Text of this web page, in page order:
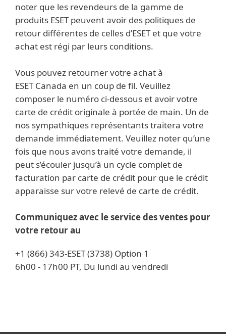
noter que les revendeurs de la gamme de
produits ESET peuvent avoir des politiques de
retour différentes de celles d’ESET et que votre
achat est régi par leurs conditions.
Vous pouvez retourner votre achat à
ESET Canada en un coup de fil. Veuillez
composer le numéro ci-dessous et avoir votre
carte de crédit originale à portée de main. Un de
nos sympathiques représentants traitera votre
demande immédiatement. Veuillez noter qu’une
fois que nous avons traité votre demande, il
peut s’écouler jusqu’à un cycle complet de
facturation par carte de crédit pour que le crédit
apparaisse sur votre relevé de carte de crédit.
Communiquez avec le service des ventes pour
votre retour au
+1 (866) 343-ESET (3738) Option 1
6h00 - 17h00 PT, Du lundi au vendredi